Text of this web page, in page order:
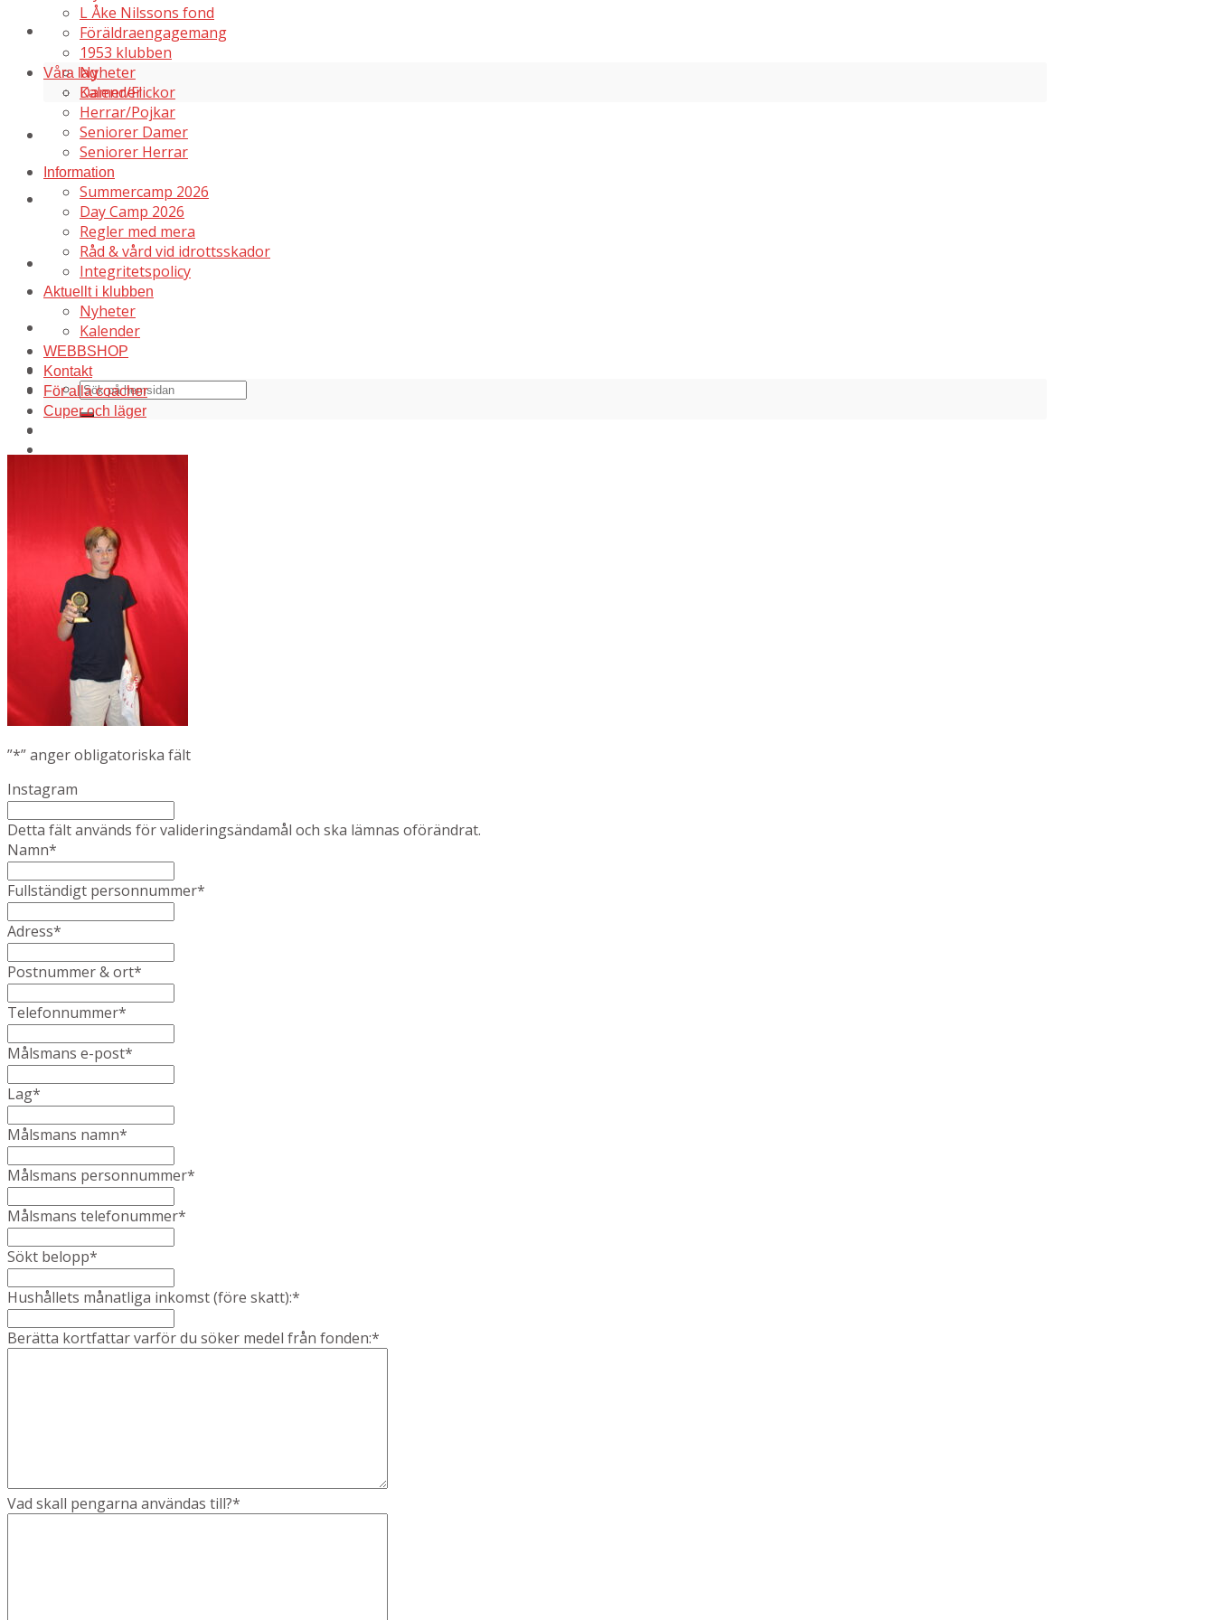
Aktuellt i klubben
Nyheter
Kalender
WEBBSHOP
Kontakt
För alla coacher
Cuper och läger
L Åke Nilssons fond
Föräldraengagemang
1953 klubben
Våra lag
Damer/Flickor
Herrar/Pojkar
Seniorer Damer
Seniorer Herrar
Information
Summercamp 2026
Day Camp 2026
Regler med mera
Råd & vård vid idrottsskador
Integritetspolicy
Aktuellt i klubben
Nyheter
Kalender
WEBBSHOP
Kontakt
För alla coacher
Cuper och läger
”*” anger obligatoriska fält
Instagram
Detta fält används för valideringsändamål och ska lämnas oförändrat.
Namn*
Fullständigt personnummer*
Adress*
Postnummer & ort*
Telefonnummer*
Målsmans e-post*
Lag*
Målsmans namn*
Målsmans personnummer*
Målsmans telefonummer*
Sökt belopp*
Hushållets månatliga inkomst (före skatt):*
Berätta kortfattar varför du söker medel från fonden:*
Vad skall pengarna användas till?*